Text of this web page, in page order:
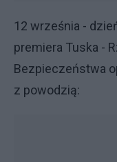
12 września -
premiera Tuska -
Bezpieczeństwa
z powodzią: